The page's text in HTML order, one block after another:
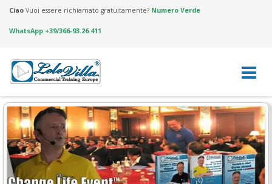
Ciao Vuoi essere richiamato gratuitamente? Numero Verde
WhatsApp +39/366-93.26.411
Skip
to
content